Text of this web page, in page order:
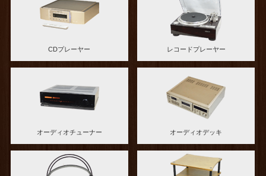
CDプレーヤー レコードプレーヤー
オーディオチューナー オーディオデッキ